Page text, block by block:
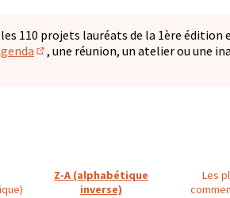
110 projets lauréats de la 1ère édition
(S'ouvre dans un nouvel onglet)
, une réunion, un atelier ou une
Z-A (alphabétique
inverse)
Les